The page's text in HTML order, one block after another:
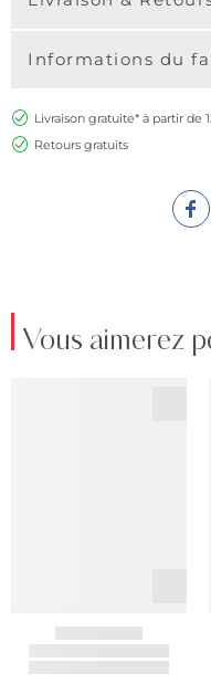
Informations du
Livraison gratuite* à partir de
Retours gratuits
Vous aimerez